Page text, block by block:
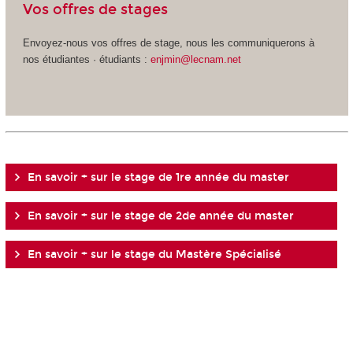
Vos offres de stages
Envoyez-nous vos offres de stage, nous les communiquerons à
nos étudiantes · étudiants : enjmin@lecnam.net
En savoir + sur le stage de 1re année du master
En savoir + sur le stage de 2de année du master
En savoir + sur le stage du Mastère Spécialisé